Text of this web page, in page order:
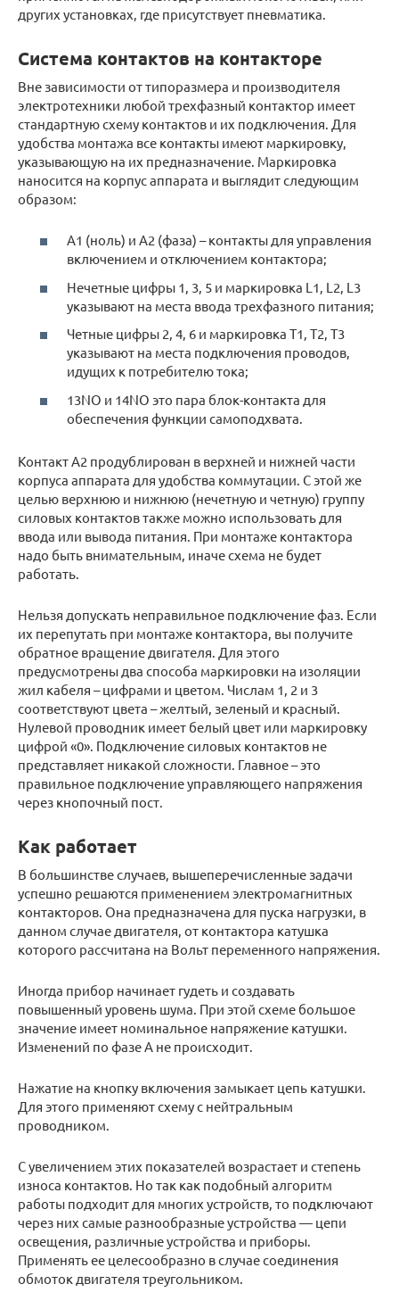
других установках, где присутствует пневматика.
Система контактов на контакторе
Вне зависимости от типоразмера и производителя
электротехники любой трехфазный контактор имеет
стандартную схему контактов и их подключения. Для
удобства монтажа все контакты имеют маркировку,
указывающую на их предназначение. Маркировка
наносится на корпус аппарата и выглядит следующим
образом:
А1 (ноль) и А2 (фаза) – контакты для управления
включением и отключением контактора;
Нечетные цифры 1, 3, 5 и маркировка L1, L2, L3
указывают на места ввода трехфазного питания;
Четные цифры 2, 4, 6 и маркировка T1, T2, T3
указывают на места подключения проводов,
идущих к потребителю тока;
13NO и 14NO это пара блок-контакта для
обеспечения функции самоподхвата.
Контакт А2 продублирован в верхней и нижней части
корпуса аппарата для удобства коммутации. С этой же
целью верхнюю и нижнюю (нечетную и четную) группу
силовых контактов также можно использовать для
ввода или вывода питания. При монтаже контактора
надо быть внимательным, иначе схема не будет
работать.
Нельзя допускать неправильное подключение фаз. Если
их перепутать при монтаже контактора, вы получите
обратное вращение двигателя. Для этого
предусмотрены два способа маркировки на изоляции
жил кабеля – цифрами и цветом. Числам 1, 2 и 3
соответствуют цвета – желтый, зеленый и красный.
Нулевой проводник имеет белый цвет или маркировку
цифрой «0». Подключение силовых контактов не
представляет никакой сложности. Главное – это
правильное подключение управляющего напряжения
через кнопочный пост.
Как работает
В большинстве случаев, вышеперечисленные задачи
успешно решаются применением электромагнитных
контакторов. Она предназначена для пуска нагрузки, в
данном случае двигателя, от контактора катушка
которого рассчитана на Вольт переменного напряжения.
Иногда прибор начинает гудеть и создавать
повышенный уровень шума. При этой схеме большое
значение имеет номинальное напряжение катушки.
Изменений по фазе А не происходит.
Нажатие на кнопку включения замыкает цепь катушки.
Для этого применяют схему с нейтральным
проводником.
С увеличением этих показателей возрастает и степень
износа контактов. Но так как подобный алгоритм
работы подходит для многих устройств, то подключают
через них самые разнообразные устройства — цепи
освещения, различные устройства и приборы.
Применять ее целесообразно в случае соединения
обмоток двигателя треугольником.